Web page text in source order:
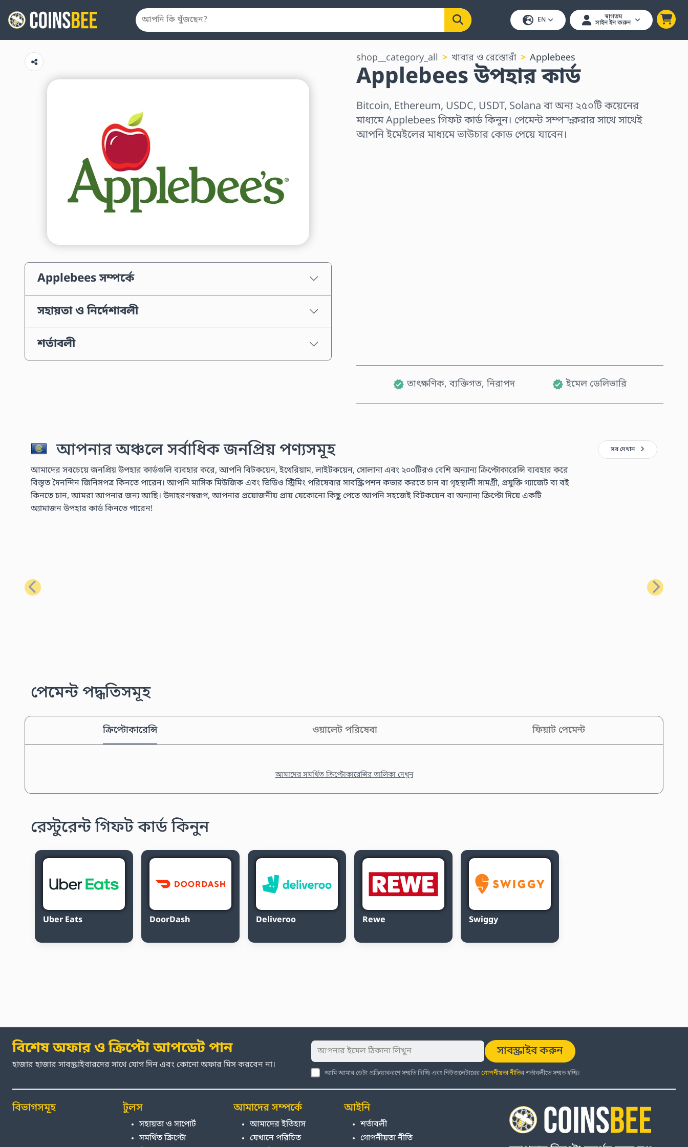
EN স্বাগতম
সাইন ইন করুন
Applebees সম্পর্কে
সহায়তা ও নির্দেশাবলী
শর্তাবলী
shop__category_all খাবার ও রেস্তোরাঁ Applebees
Applebees উপহার কার্ড
Bitcoin, Ethereum, USDC, USDT, Solana বা অন্য ২৫০টি কয়েনের
মাধ্যমে Applebees গিফট কার্ড কিনুন। পেমেন্ট সম্পন্ন করার সাথে সাথেই
আপনি ইমেইলের মাধ্যমে ভাউচার কোড পেয়ে যাবেন।
তাৎক্ষণিক, ব্যক্তিগত, নিরাপদ ইমেল ডেলিভারি
আপনার অঞ্চলে সর্বাধিক জনপ্রিয় পণ্যসমূহ
আমাদের সবচেয়ে জনপ্রিয় উপহার কার্ডগুলি ব্যবহার করে, আপনি বিটকয়েন, ইথেরিয়াম, লাইটকয়েন, সোলানা এবং ২০০টিরও বেশি অন্যান্য ক্রিপ্টোকারেন্সি ব্যবহার করে
বিস্তৃত দৈনন্দিন জিনিসপত্র কিনতে পারেন। আপনি মাসিক মিউজিক এবং ভিডিও স্ট্রিমিং পরিষেবার সাবস্ক্রিপশন কভার করতে চান বা গৃহস্থালী সামগ্রী, প্রযুক্তি গ্যাজেট বা বই
কিনতে চান, আমরা আপনার জন্য আছি। উদাহরণস্বরূপ, আপনার প্রয়োজনীয় প্রায় যেকোনো কিছু পেতে আপনি সহজেই বিটকয়েন বা অন্যান্য ক্রিপ্টো দিয়ে একটি
অ্যামাজন উপহার কার্ড কিনতে পারেন!
সব দেখান
পূর্ববর্তী পরবর্তী
পেমেন্ট পদ্ধতিসমূহ
ক্রিপ্টোকারেন্সি ওয়ালেট পরিষেবা ফিয়াট পেমেন্ট
আমাদের সমর্থিত ক্রিপ্টোকারেন্সির তালিকা দেখুন
রেস্টুরেন্ট গিফট কার্ড কিনুন
Uber Eats DoorDash Deliveroo Rewe Swiggy
বিশেষ অফার ও ক্রিপ্টো আপডেট পান
হাজার হাজার সাবস্ক্রাইবারদের সাথে যোগ দিন এবং কোনো অফার মিস করবেন না।
সাবস্ক্রাইব করুন
আমি আমার ডেটা প্রক্রিয়াকরণে সম্মতি দিচ্ছি এবং নিউজলেটারেরগোপনীয়তা নীতির শর্তাবলীতে সম্মত হচ্ছি।
বিভাগসমূহ টুলস
সহায়তা ও সাপোর্ট
সমর্থিত ক্রিপ্টো
আমাদের সম্পর্কে
আমাদের ইতিহাস
যেখানে পরিচিত
আইনি
শর্তাবলী
গোপনীয়তা নীতি